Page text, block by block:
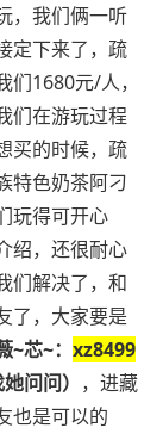
，我们俩一听
定下来了，疏
1680元/人，
们在游玩过程
买的时候，疏
特色奶茶阿刁
玩得可开心
绍，还很耐心
们解决了，和
了，大家要是
~芯~： xz8499
问问） ，进藏
也是可以的